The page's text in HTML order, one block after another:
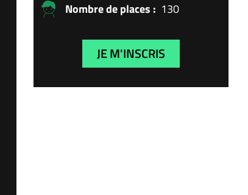
Nombre de places : 130
JE M'INSCRIS